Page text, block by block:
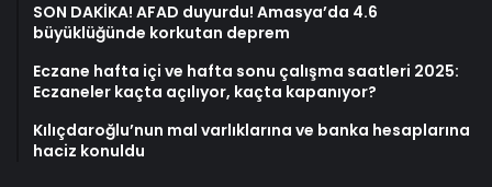
SON DAKİKA! AFAD duyurdu! Amasya’da 4.6
büyüklüğünde korkutan deprem
Eczane hafta içi ve hafta sonu çalışma saatleri 2025:
Eczaneler kaçta açılıyor, kaçta kapanıyor?
Kılıçdaroğlu’nun mal varlıklarına ve banka hesaplarına
haciz konuldu